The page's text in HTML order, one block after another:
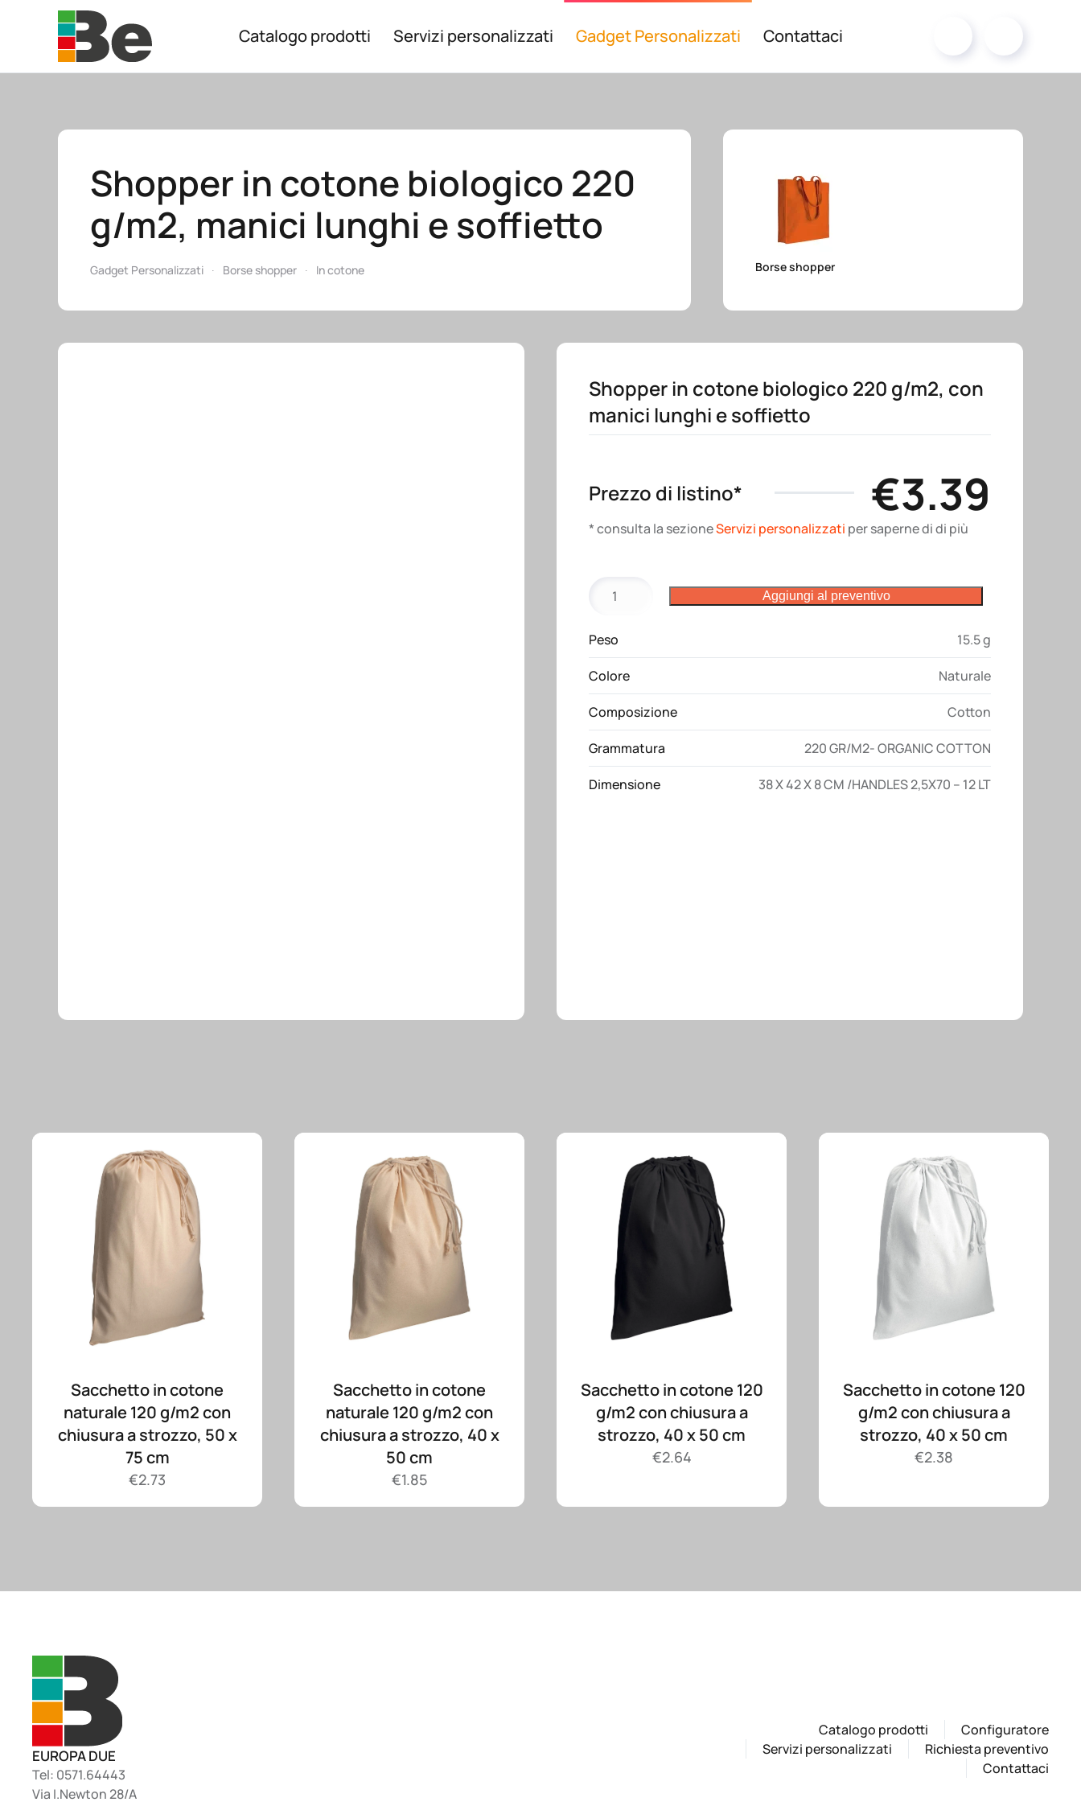
Skip to main content Catalogo prodotti Servizi personalizzati Gadget Personalizzati Contattaci
Shopper in cotone biologico 220
g/m2, manici lunghi e soffietto
Gadget Personalizzati Borse shopper In cotone Borse shopper
Shopper in cotone biologico 220 g/m2, con
manici lunghi e soffietto
Prezzo di listino* €3.39
* consulta la sezioneServizi personalizzati per saperne di di più
biologico
220
g/m2,
lunghi
e
soffietto
quantità
Aggiungi al preventivo
Peso 15.5 g
Colore Naturale
Composizione Cotton
Grammatura 220 GR/M2- ORGANIC COTTON
Dimensione 38 X 42 X 8 CM /HANDLES 2,5X70 – 12 LT
Sacchetto in cotone
naturale 120 g/m2 con
chiusura a strozzo, 50 x
75 cm
€2.73
Sacchetto in cotone
naturale 120 g/m2 con
chiusura a strozzo, 40 x
50 cm
€1.85
Sacchetto in cotone 120
g/m2 con chiusura a
strozzo, 40 x 50 cm
€2.64
Sacchetto in cotone 120
g/m2 con chiusura a
strozzo, 40 x 50 cm
€2.38
EUROPA DUE
Tel: 0571.64443
Via I.Newton 28/A
Catalogo prodotti
Configuratore
Servizi personalizzati
Richiesta preventivo
Contattaci